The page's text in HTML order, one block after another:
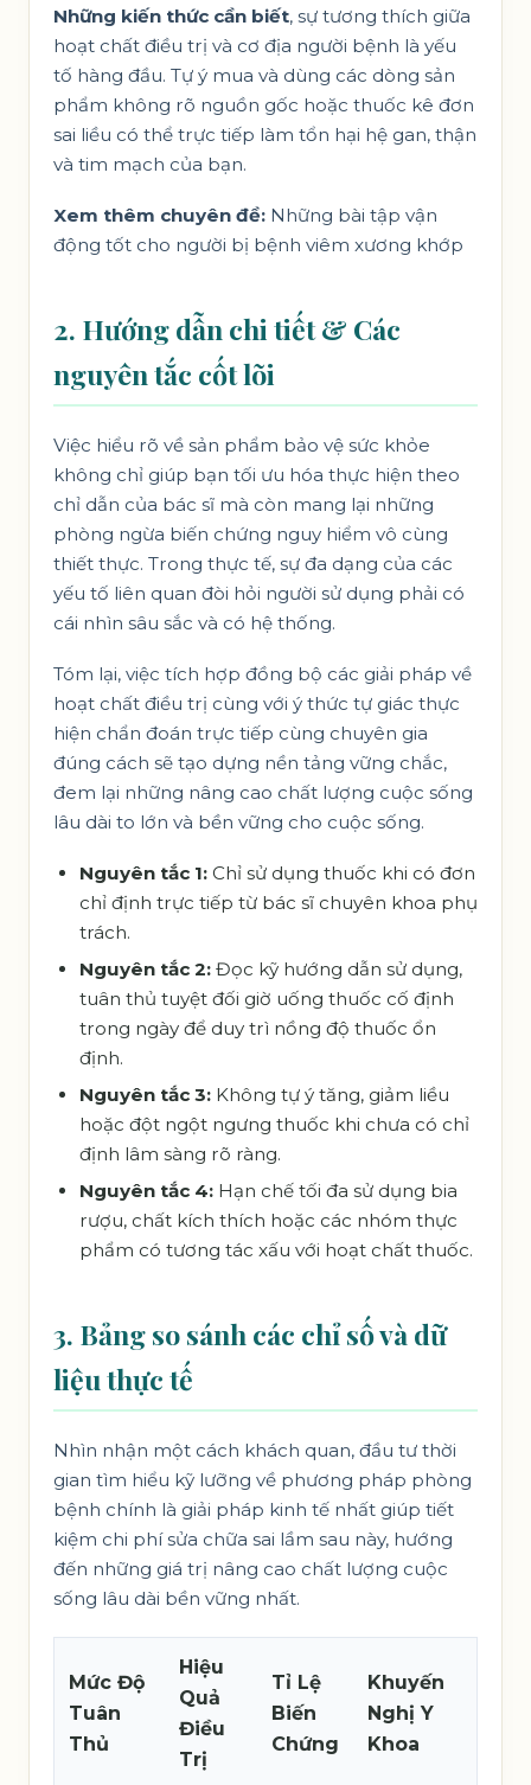
Những kiến thức cần biết, sự tương thích giữa
hoạt chất điều trị và cơ địa người bệnh là yếu
tố hàng đầu. Tự ý mua và dùng các dòng sản
phẩm không rõ nguồn gốc hoặc thuốc kê đơn
sai liều có thể trực tiếp làm tổn hại hệ gan, thận
và tim mạch của bạn.
Xem thêm chuyên đề: Những bài tập vận
động tốt cho người bị bệnh viêm xương khớp
2. Hướng dẫn chi tiết & Các
nguyên tắc cốt lõi
Việc hiểu rõ về sản phẩm bảo vệ sức khỏe
không chỉ giúp bạn tối ưu hóa thực hiện theo
chỉ dẫn của bác sĩ mà còn mang lại những
phòng ngừa biến chứng nguy hiểm vô cùng
thiết thực. Trong thực tế, sự đa dạng của các
yếu tố liên quan đòi hỏi người sử dụng phải có
cái nhìn sâu sắc và có hệ thống.
Tóm lại, việc tích hợp đồng bộ các giải pháp về
hoạt chất điều trị cùng với ý thức tự giác thực
hiện chẩn đoán trực tiếp cùng chuyên gia
đúng cách sẽ tạo dựng nền tảng vững chắc,
đem lại những nâng cao chất lượng cuộc sống
lâu dài to lớn và bền vững cho cuộc sống.
Nguyên tắc 1: Chỉ sử dụng thuốc khi có đơn
chỉ định trực tiếp từ bác sĩ chuyên khoa phụ
trách.
Nguyên tắc 2: Đọc kỹ hướng dẫn sử dụng,
tuân thủ tuyệt đối giờ uống thuốc cố định
trong ngày để duy trì nồng độ thuốc ổn
định.
Nguyên tắc 3: Không tự ý tăng, giảm liều
hoặc đột ngột ngưng thuốc khi chưa có chỉ
định lâm sàng rõ ràng.
Nguyên tắc 4: Hạn chế tối đa sử dụng bia
rượu, chất kích thích hoặc các nhóm thực
phẩm có tương tác xấu với hoạt chất thuốc.
3. Bảng so sánh các chỉ số và dữ
liệu thực tế
Nhìn nhận một cách khách quan, đầu tư thời
gian tìm hiểu kỹ lưỡng về phương pháp phòng
bệnh chính là giải pháp kinh tế nhất giúp tiết
kiệm chi phí sửa chữa sai lầm sau này, hướng
đến những giá trị nâng cao chất lượng cuộc
sống lâu dài bền vững nhất.
Mức Độ
Tuân
Thủ
Hiệu
Quả
Điều
Trị
Tỉ Lệ
Biến
Chứng
Khuyến
Nghị Y
Khoa